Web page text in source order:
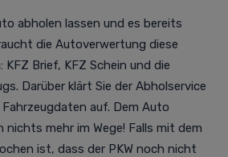
abholen lassen und es bereits
die Autoverwertung diese
Brief, KFZ Schein und die
Darüber klärt Sie der Abholservice
auf. Dem Auto
mehr im Wege! Falls mit dem
ist, dass der PKW noch nicht